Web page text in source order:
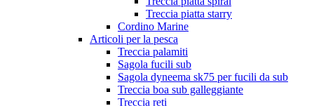
Treccia piatta starry
Cordino Marine
Articoli per la pesca
Treccia palamiti
Sagola fucili sub
Sagola dyneema sk75 per fucili da sub
Treccia boa sub galleggiante
Treccia reti